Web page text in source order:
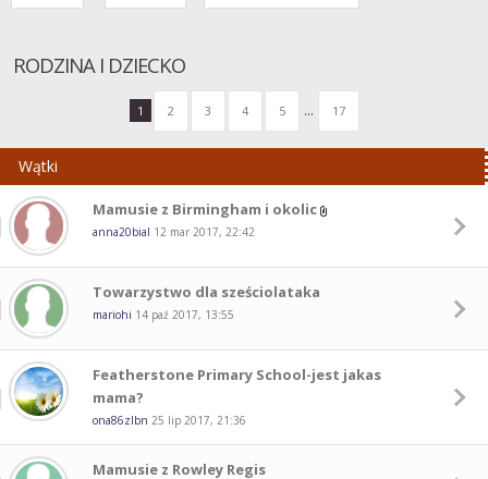
RODZINA I DZIECKO
1 2 3 4 5 ... 17
Wątki
Mamusie z Birmingham i okolic
anna20bial 12 mar 2017, 22:42
Towarzystwo dla sześciolataka
mariohi 14 paź 2017, 13:55
Featherstone Primary School-jest jakas
mama?
ona86zlbn 25 lip 2017, 21:36
Mamusie z Rowley Regis